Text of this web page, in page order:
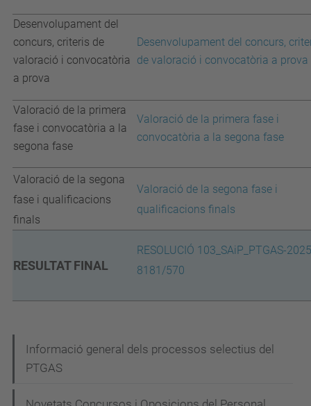
Desenvolupament del
concurs, criteris de
valoració i convocatòria
a prova
Desenvolupament del concurs,
de valoració i convocatòria a prova
Valoració de la primera
fase i convocatòria a la
segona fase
Valoració de la primera fase i
convocatòria a la segona fase
Valoració de la segona
fase i qualificacions
finals
Valoració de la segona fase i
qualificacions finals
RESULTAT FINAL
RESOLUCIÓ 103_SAiP_PTGAS-
8181/570
Informació general dels processos selectius del
PTGAS